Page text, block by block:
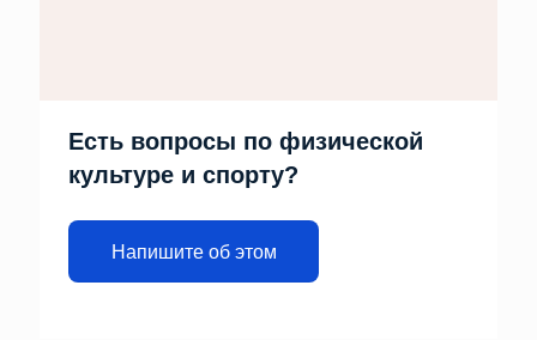
Есть вопросы по физической
культуре и спорту?
Напишите об этом